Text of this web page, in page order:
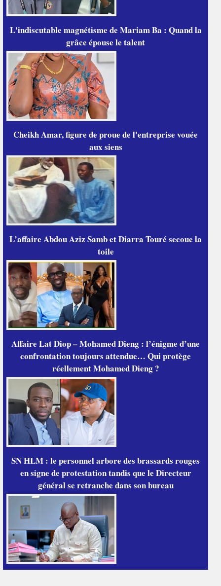
L'indiscutable magnétisme de Mariam Ba : Quand la
grâce épouse le talent
Cheikh Amar, figure de proue de l'entreprise vouée
aux siens
L’affaire Abdou Aziz Samb et Diarra Touré secoue la
toile
Affaire Lat Diop – Mohamed Dieng : l’énigme d’une
confrontation toujours attendue… Qui protège
réellement Mohamed Dieng ?
SN HLM : le personnel arbore des brassards rouges
en signe de protestation tandis que le Directeur
général se retranche dans son bureau